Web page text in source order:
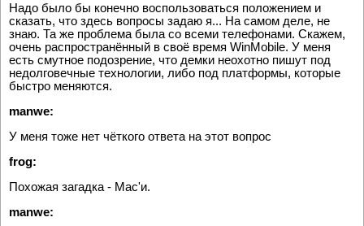
Надо было бы конечно воспользоваться положением и
сказать, что здесь вопросы задаю я... На самом деле, не
знаю. Та же проблема была со всеми телефонами. Скажем,
очень распространённый в своё время WinMobile. У меня
есть смутное подозрение, что демки неохотно пишут под
недолговечные технологии, либо под платформы, которые
быстро меняются.
manwe:
У меня тоже нет чёткого ответа на этот вопрос
frog:
Похожая загадка - Mac'и.
manwe: